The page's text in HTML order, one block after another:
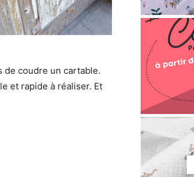
de coudre un cartable.
et rapide à réaliser. Et